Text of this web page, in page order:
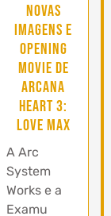
Novas
imagens e
opening
movie de
Arcana
Heart 3:
Love Max
A Arc
System
Works e a
Examu